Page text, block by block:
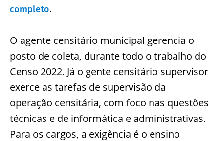
completo.
O agente censitário municipal gerencia o
posto de coleta, durante todo o trabalho do
Censo 2022. Já o gente censitário supervisor
exerce as tarefas de supervisão da
operação censitária, com foco nas questões
técnicas e de informática e administrativas.
Para os cargos, a exigência é o ensino